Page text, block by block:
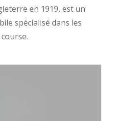
en 1919, est un
spécialisé dans les